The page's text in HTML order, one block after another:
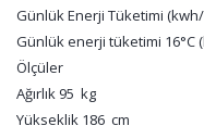
Günlük Enerji Tüketimi
Günlük enerji tüketimi 16°C
Ölçüler
Ağırlık 95 kg
Yükseklik 186 cm